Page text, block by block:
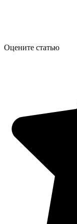
Оцените статью